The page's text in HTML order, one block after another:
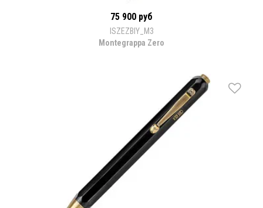
75 900 руб
ISZEZBIY_M3
Montegrappa Zero